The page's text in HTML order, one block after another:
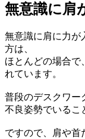
無意識に肩
無意識に肩に力が
方は、
ほとんどの場合で
れています。
普段のデスクワー
不良姿勢でいるこ
ですので、肩や首